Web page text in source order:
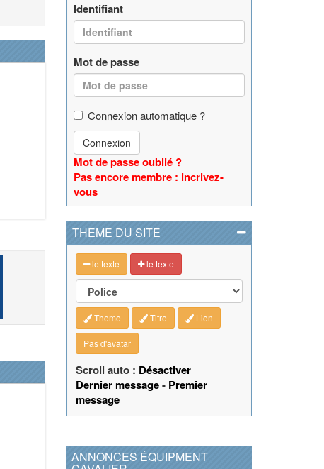
Identifiant
Mot de passe
Connexion automatique ?
Connexion
Mot de passe oublié ?
Pas encore membre : incrivez-
vous
THEME DU SITE
le texte le texte
Theme Titre Lien
Pas d'avatar
Scroll auto : Désactiver
Dernier message- Premier
message
ANNONCES ÉQUIPMENT